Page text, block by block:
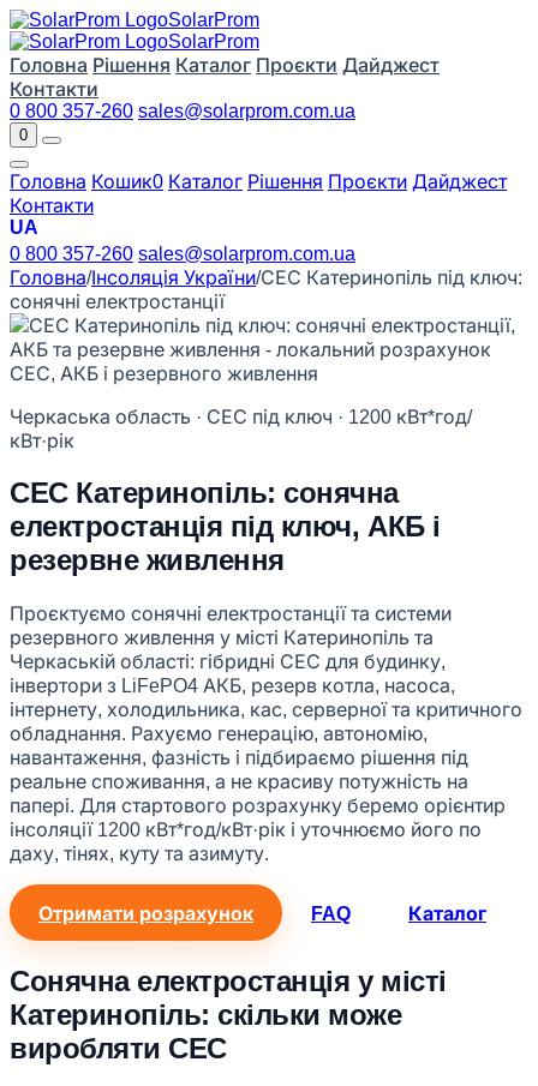
SolarProm
SolarProm
Головна Рішення Каталог Проєкти Дайджест
Контакти
0 800 357-260 sales@solarprom.com.ua
0
Головна Кошик0 Каталог Рішення Проєкти Дайджест
Контакти
UA
0 800 357-260 sales@solarprom.com.ua
Головна/Інсоляція України/СЕС Катеринопіль під ключ:
сонячні електростанції
Черкаська область · СЕС під ключ · 1200 кВт*год/
кВт·рік
СЕС Катеринопіль: сонячна
електростанція під ключ, АКБ і
резервне живлення
Проєктуємо сонячні електростанції та системи
резервного живлення у місті Катеринопіль та
Черкаській області: гібридні СЕС для будинку,
інвертори з LiFePO4 АКБ, резерв котла, насоса,
інтернету, холодильника, кас, серверної та критичного
обладнання. Рахуємо генерацію, автономію,
навантаження, фазність і підбираємо рішення під
реальне споживання, а не красиву потужність на
папері. Для стартового розрахунку беремо орієнтир
інсоляції 1200 кВт*год/кВт·рік і уточнюємо його по
даху, тінях, куту та азимуту.
Отримати розрахунок FAQ Каталог
Сонячна електростанція у місті
Катеринопіль: скільки може
виробляти СЕС